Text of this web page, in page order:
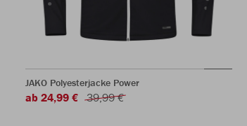
JAKO Polyesterjacke Power
ab 24,99 € 39,99 €